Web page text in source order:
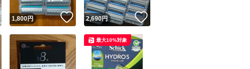
いいね！
1,800円 いいね！
2,690円
最大10%対象